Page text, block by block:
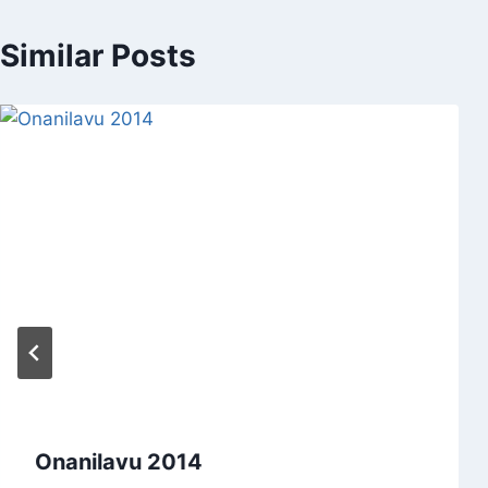
Similar Posts
Onanilavu 2014